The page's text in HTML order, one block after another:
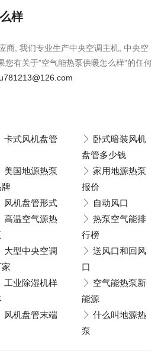
样
商, 我们专业生产中央空调主机, 中央空
您有关于"空气能热泵供暖怎么样"的任何
卡式风机盘管
卧式暗装风机
盘管多少钱
美国地源热泵
牌
家用地源热泵
报价
风机盘管形式
自动风口
高温空气源热
热泵空气能排
行榜
大型中央空调
家
送风口和回风
口
工业除湿机样
空气能热泵新
能源
风机盘管末端
什么叫地源热
泵